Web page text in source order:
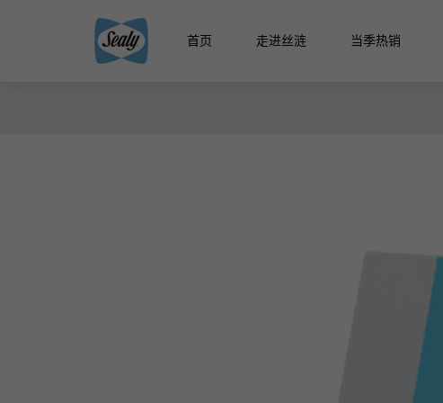
首页 走进丝涟 当季热销